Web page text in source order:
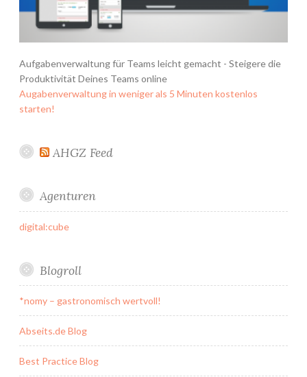
Aufgabenverwaltung für Teams leicht gemacht - Steigere die
Produktivität Deines Teams online
Augabenverwaltung in weniger als 5 Minuten kostenlos
starten!
AHGZ Feed
Agenturen
digital:cube
Blogroll
*nomy – gastronomisch wertvoll!
Abseits.de Blog
Best Practice Blog